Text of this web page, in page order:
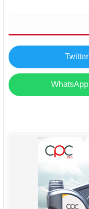
Twitter
WhatsApp